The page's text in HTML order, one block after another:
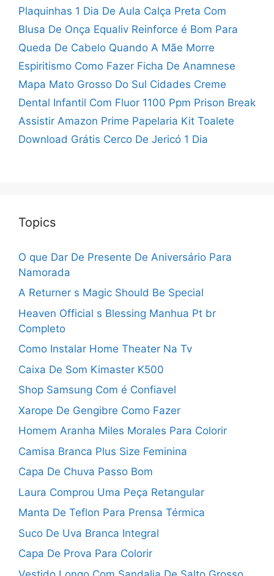
Plaquinhas 1 Dia De Aula Calça Preta Com
Blusa De Onça Equaliv Reinforce é Bom Para
Queda De Cabelo Quando A Mãe Morre
Espiritismo Como Fazer Ficha De Anamnese
Mapa Mato Grosso Do Sul Cidades Creme
Dental Infantil Com Fluor 1100 Ppm Prison Break
Assistir Amazon Prime Papelaria Kit Toalete
Download Grátis Cerco De Jericó 1 Dia
Topics
O que Dar De Presente De Aniversário Para
Namorada
A Returner s Magic Should Be Special
Heaven Official s Blessing Manhua Pt br
Completo
Como Instalar Home Theater Na Tv
Caixa De Som Kimaster K500
Shop Samsung Com é Confiavel
Xarope De Gengibre Como Fazer
Homem Aranha Miles Morales Para Colorir
Camisa Branca Plus Size Feminina
Capa De Chuva Passo Bom
Laura Comprou Uma Peça Retangular
Manta De Teflon Para Prensa Térmica
Suco De Uva Branca Integral
Capa De Prova Para Colorir